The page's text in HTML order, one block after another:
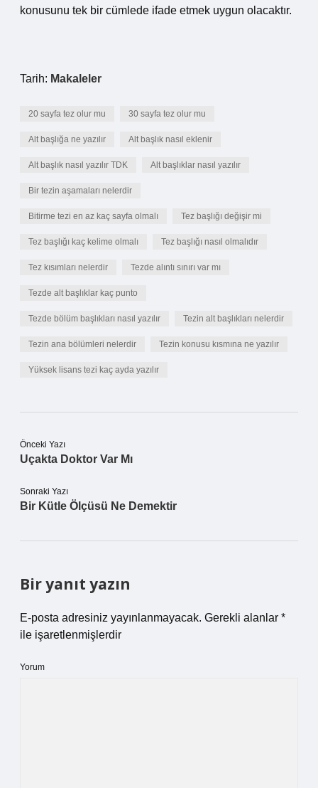
konusunu tek bir cümlede ifade etmek uygun olacaktır.
Tarih: Makaleler
20 sayfa tez olur mu 30 sayfa tez olur mu
Alt başlığa ne yazılır Alt başlık nasıl eklenir
Alt başlık nasıl yazılır TDK Alt başlıklar nasıl yazılır
Bir tezin aşamaları nelerdir
Bitirme tezi en az kaç sayfa olmalı Tez başlığı değişir mi
Tez başlığı kaç kelime olmalı Tez başlığı nasıl olmalıdır
Tez kısımları nelerdir Tezde alıntı sınırı var mı
Tezde alt başlıklar kaç punto
Tezde bölüm başlıkları nasıl yazılır Tezin alt başlıkları nelerdir
Tezin ana bölümleri nelerdir Tezin konusu kısmına ne yazılır
Yüksek lisans tezi kaç ayda yazılır
Önceki Yazı
Uçakta Doktor Var Mı
Sonraki Yazı
Bir Kütle Ölçüsü Ne Demektir
Bir yanıt yazın
E-posta adresiniz yayınlanmayacak. Gerekli alanlar *
ile işaretlenmişlerdir
Yorum